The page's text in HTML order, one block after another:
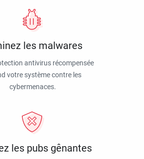
les malwares
antivirus récompensée
votre système contre les
cybermenaces.
les pubs gênantes